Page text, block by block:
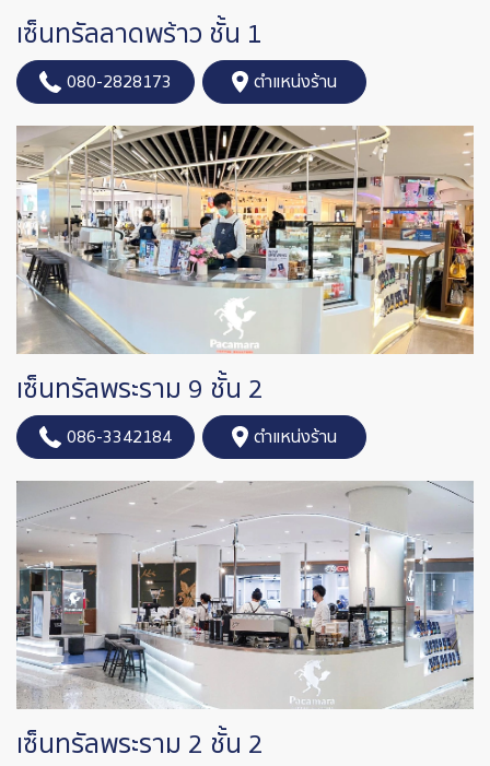
เซ็นทรัลลาดพร้าว ชั้น 1
080-2828173 ตำแหน่งร้าน
เซ็นทรัลพระราม 9 ชั้น 2
086-3342184 ตำแหน่งร้าน
เซ็นทรัลพระราม 2 ชั้น 2